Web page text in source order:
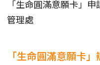
「生命圓滿意願卡」
管理處
「生命圓滿意願卡